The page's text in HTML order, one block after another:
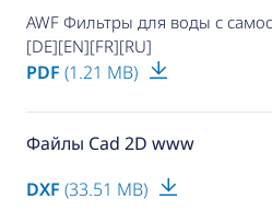
AWF Фильтры для воды с
[DE][EN][FR][RU]
PDF (1.21 MB)
Файлы Cad 2D www
DXF (33.51 MB)